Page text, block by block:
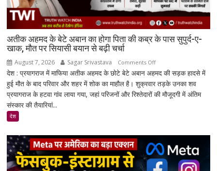
अतीक अहमद के बेटे अबान का होगा पिता की कब्र के पास सुपुर्द-ए-
खाक, मौत पर सियासी बयान से बढ़ी चर्चा
August 7, 2026 Sagar Srivastava Comments Offon
अतीक
अहमद
के
होगा
पिता
की
कब्र
देश : प्रयागराज में माफिया अतीक अहमद के छोटे बेटे अबान अहमद की सड़क हादसे में
हुई मौत के बाद परिवार और शहर में शोक का माहौल है। शुक्रवार तड़के उनका शव
प्रयागराज के हटवा गांव लाया गया, जहां परिजनों और रिश्तेदारों की मौजूदगी में अंतिम
संस्कार की तैयारियां...
देश